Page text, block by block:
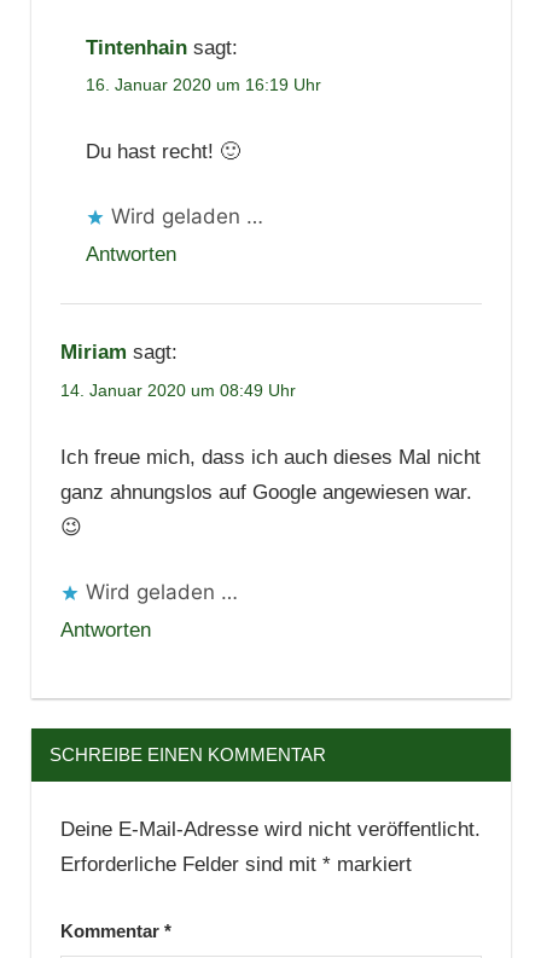
Tintenhain sagt:
16. Januar 2020 um 16:19 Uhr
Du hast recht! 🙂
Wird geladen …
Antworten
Miriam sagt:
14. Januar 2020 um 08:49 Uhr
Ich freue mich, dass ich auch dieses Mal nicht
ganz ahnungslos auf Google angewiesen war.
😉
Wird geladen …
Antworten
SCHREIBE EINEN KOMMENTAR
Deine E-Mail-Adresse wird nicht veröffentlicht.
Erforderliche Felder sind mit *markiert
Kommentar *